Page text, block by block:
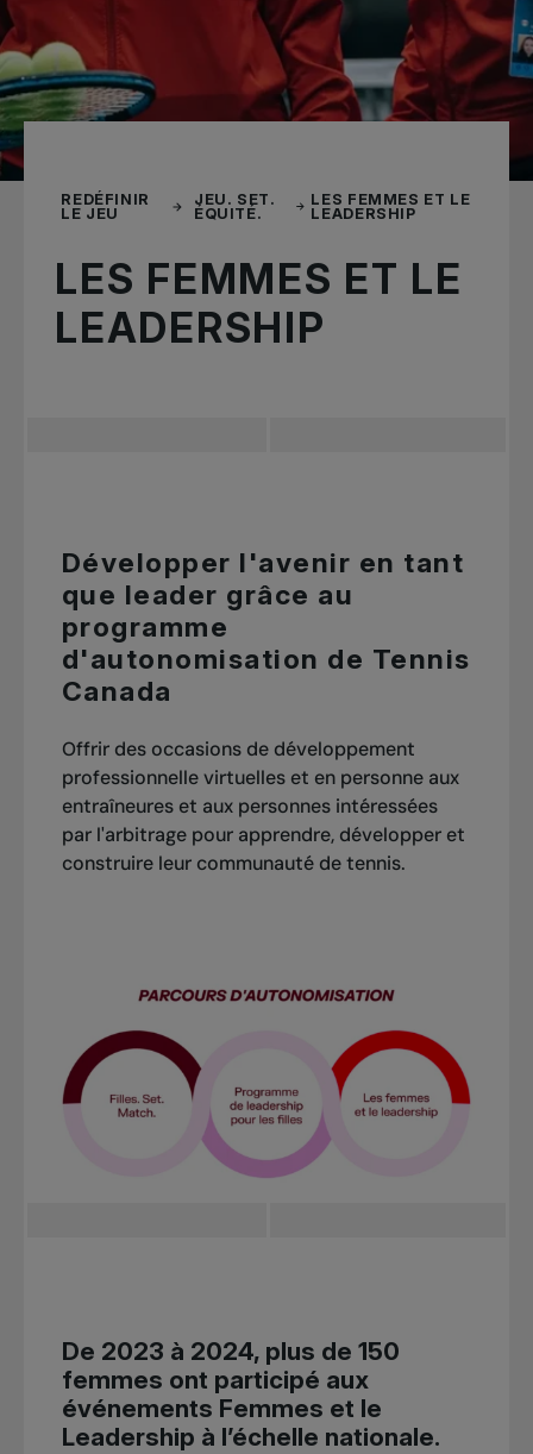
REDÉFINIR
LE JEU
JEU. SET.
ÉQUITÉ.
LES FEMMES ET LE
LEADERSHIP
LES FEMMES ET LE
LEADERSHIP
Développer l'avenir en tant
que leader grâce au
programme
d'autonomisation de Tennis
Canada
Offrir des occasions de développement
professionnelle virtuelles et en personne aux
entraîneures et aux personnes intéressées
par l'arbitrage pour apprendre, développer et
construire leur communauté de tennis.
De 2023 à 2024, plus de 150
femmes ont participé aux
événements Femmes et le
Leadership à l’échelle nationale.